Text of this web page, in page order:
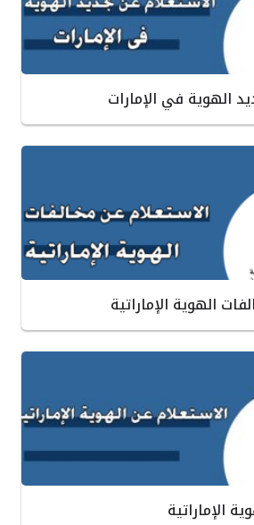
الهوية في الإمارات
الهوية الإماراتية
الإماراتية